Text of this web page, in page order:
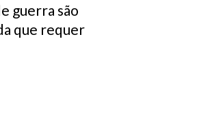
guerra são
que requer